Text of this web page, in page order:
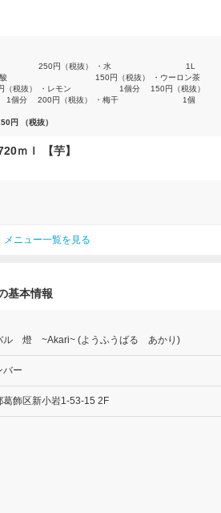
円（税抜） ・水 1L
・炭酸 150円（税抜） ・ウーロン茶
） ・レモン 1個分 150円（税抜）
ーツ 1個分 200円（税抜） ・梅干 1個
円 （税抜）
ｍｌ 【芋】
メニュー一覧を見る
本情報
ル 燈 ~Akari~ (ようふうばる あかり)
バー
葛飾区新小岩1-53-15 2F